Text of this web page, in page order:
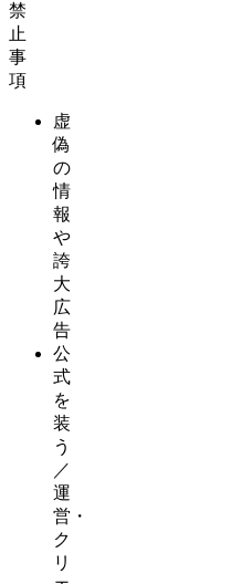
禁
止
事
項
虚
偽
の
情
報
や
誇
大
広
告
公
式
を
装
う
／
運
営・
ク
リ